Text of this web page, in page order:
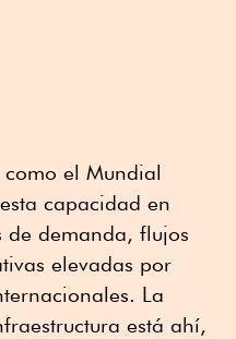
como el Mundial
capacidad en
de demanda, flujos
elevadas por
La
está ahí,